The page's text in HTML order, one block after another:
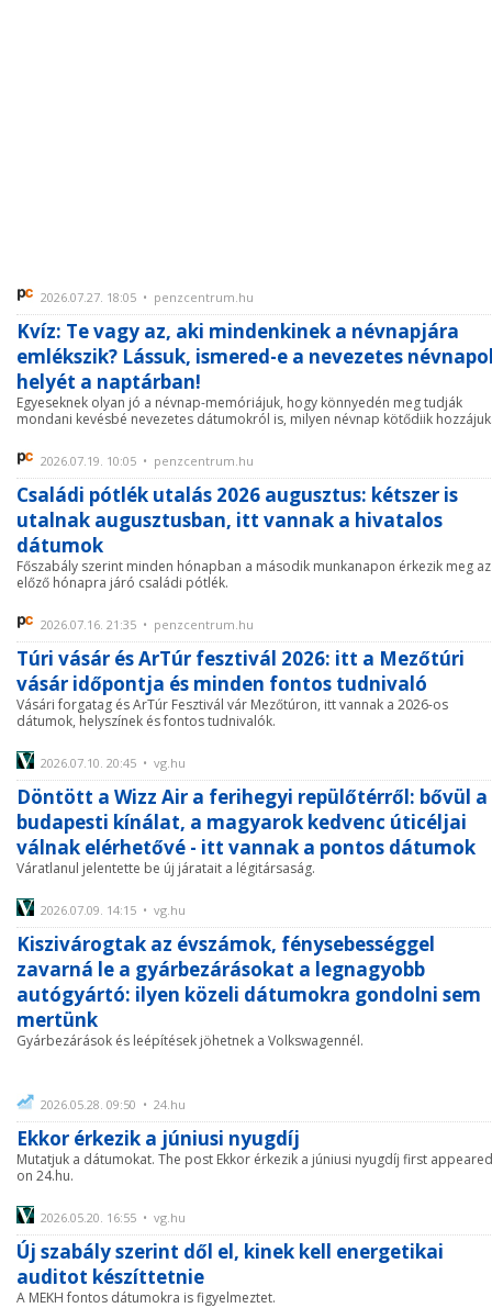
2026.07.27. 18:05 • penzcentrum.hu
Kvíz: Te vagy az, aki mindenkinek a névnapjára
emlékszik? Lássuk, ismered-e a nevezetes
helyét a naptárban!
Egyeseknek olyan jó a névnap-memóriájuk, hogy könnyedén meg tudják
mondani kevésbé nevezetes dátumokról is, milyen névnap kötődiik
2026.07.19. 10:05 • penzcentrum.hu
Családi pótlék utalás 2026 augusztus: kétszer is
utalnak augusztusban, itt vannak a hivatalos
dátumok
Főszabály szerint minden hónapban a második munkanapon érkezik meg az
előző hónapra járó családi pótlék.
2026.07.16. 21:35 • penzcentrum.hu
Túri vásár és ArTúr fesztivál 2026: itt a Mezőtúri
vásár időpontja és minden fontos tudnivaló
Vásári forgatag és ArTúr Fesztivál vár Mezőtúron, itt vannak a 2026-os
dátumok, helyszínek és fontos tudnivalók.
2026.07.10. 20:45 • vg.hu
Döntött a Wizz Air a ferihegyi repülőtérről: bővül a
budapesti kínálat, a magyarok kedvenc úticéljai
válnak elérhetővé - itt vannak a pontos dátumok
Váratlanul jelentette be új járatait a légitársaság.
2026.07.09. 14:15 • vg.hu
Kiszivárogtak az évszámok, fénysebességgel
zavarná le a gyárbezárásokat a legnagyobb
autógyártó: ilyen közeli dátumokra gondolni sem
mertünk
Gyárbezárások és leépítések jöhetnek a Volkswagennél.
2026.05.28. 09:50 • 24.hu
Ekkor érkezik a júniusi nyugdíj
Mutatjuk a dátumokat. The post Ekkor érkezik a júniusi nyugdíj first appeared
on 24.hu.
2026.05.20. 16:55 • vg.hu
Új szabály szerint dől el, kinek kell energetikai
auditot készíttetnie
A MEKH fontos dátumokra is figyelmeztet.